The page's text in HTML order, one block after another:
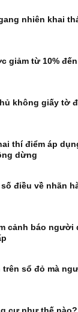
nhiên khai
giảm từ 10% đến
không giấy tờ
thí điểm áp
dừng
điều về nhãn
cảnh báo người
sổ đỏ mà